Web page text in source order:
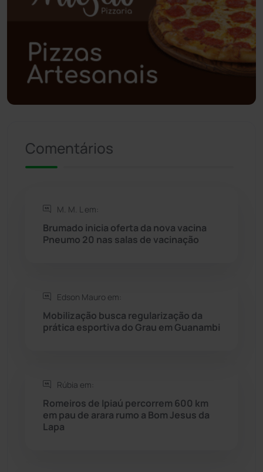
Polícia Civil (57)
Polícia Militar (27)
Política (03)
Presidente Jânio Qu... (125)
Rio de Contas
Rio do Antônio
Rio do Pires
Seabra
Sebastião Laranjeiras (96)
Tanhaçu
Comentários
M. M. L em:
Brumado inicia oferta da nova vacina
Pneumo 20 nas salas de vacinação
Edson Mauro em:
Mobilização busca regularização da
prática esportiva do Grau em Guanambi
Rúbia em:
Romeiros de Ipiaú percorrem 600 km
em pau de arara rumo a Bom Jesus da
Lapa